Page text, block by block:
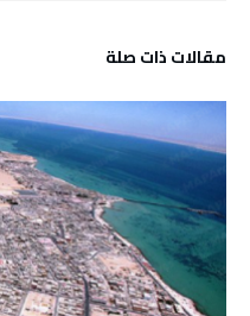
‫مقالات ذات صلة‬